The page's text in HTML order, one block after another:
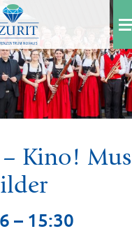
Kino!
– 15:30